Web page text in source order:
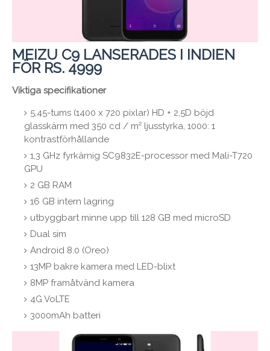
MEIZU C9 LANSERADES I INDIEN
FÖR RS. 4999
Viktiga specifikationer
5,45-tums (1400 x 720 pixlar) HD + 2,5D böjd
glasskärm med 350 cd / m² ljusstyrka, 1000: 1
kontrastförhållande
1,3 GHz fyrkärnig SC9832E-processor med Mali-T720
GPU
2 GB RAM
16 GB intern lagring
utbyggbart minne upp till 128 GB med microSD
Dual sim
Android 8.0 (Oreo)
13MP bakre kamera med LED-blixt
8MP framåtvänd kamera
4G VoLTE
3000mAh batteri